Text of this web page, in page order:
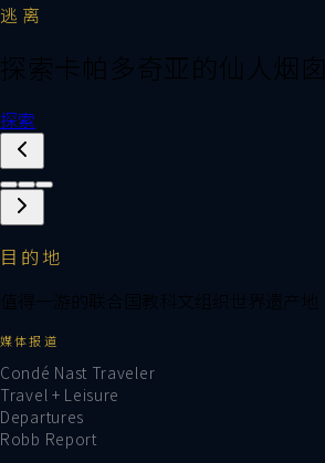
逃离
探索卡帕多奇亚的仙人烟囱
探索
目的地
值得一游的联合国教科文组织世界遗产地
媒体报道
Condé Nast Traveler
Travel + Leisure
Departures
Robb Report